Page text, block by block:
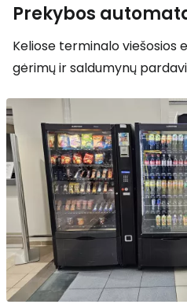
Prekybos
Keliose terminalo viešosios
gėrimų ir saldumynų